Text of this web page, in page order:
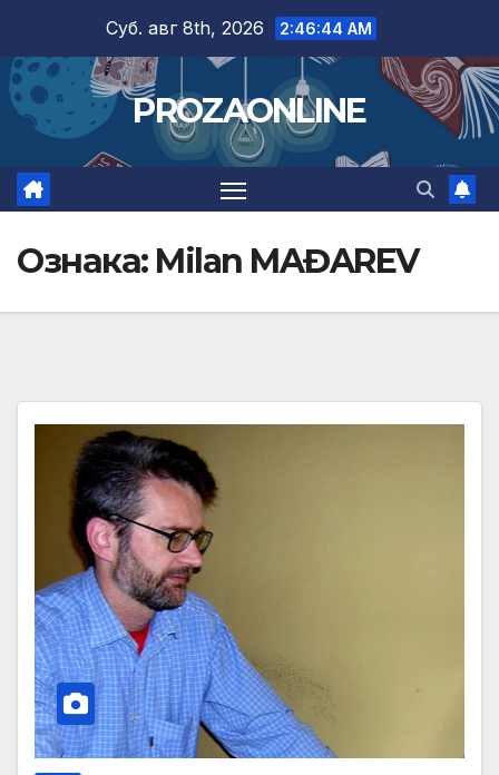
content
Суб. авг 8th, 2026 2:46:44 AM
PROZAONLINE
Ознака: Milan MAĐAREV